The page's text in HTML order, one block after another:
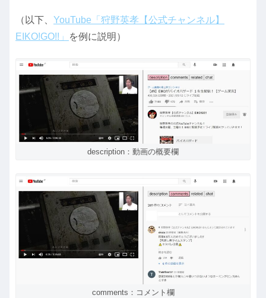
（以下、 YouTube「狩野英孝【公式チャンネル】
EIKO!GO!!」
を例に説明）
description：動画の概要欄
comments：コメント欄